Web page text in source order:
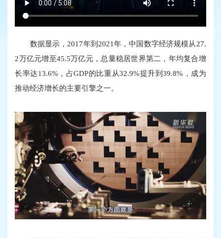
数据显示，2017年到2021年，中国数字经济规模从27.
2万亿元增至45.5万亿元，总量稳居世界第二，年均复合增
长率达13.6%，占GDP的比重从32.9%提升到39.8%，成为
推动经济增长的主要引擎之一。